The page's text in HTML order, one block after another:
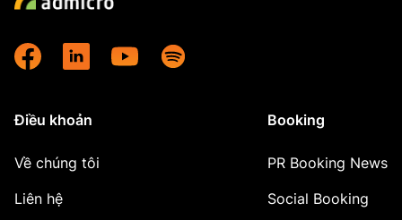
Điều khoản
Về chúng tôi
Liên hệ
Booking
PR Booking News
Social Booking